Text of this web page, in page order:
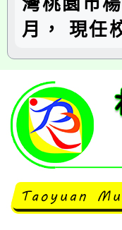
月， 現任